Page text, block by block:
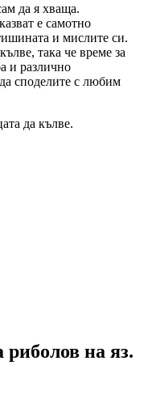
да я хваща.
е самотно
и мислите си.
така че време за
и различно
споделите с любим
да кълве.
риболов на яз.